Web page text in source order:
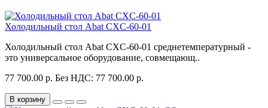
Холодильный стол Abat CXC-60-01
Холодильный стол Abat CXC-60-01 среднетемпературный -
это универсальное оборудование, совмещающ..
77 700.00 р. Без НДС: 77 700.00 р.
В корзину